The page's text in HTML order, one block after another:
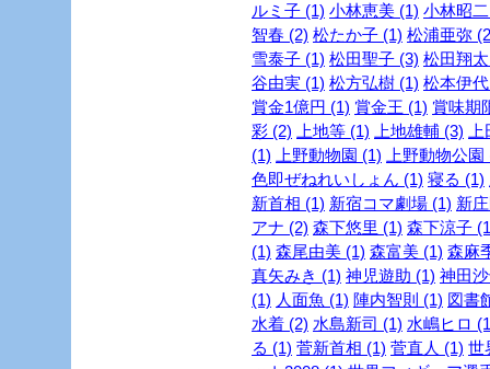
ルミ子 (1) 小林恵美 (1) 小林昭
智春 (2) 松たか子 (1) 松浦亜弥
雪泰子 (1) 松田聖子 (3) 松田翔
谷由実 (1) 松方弘樹 (1) 松本伊
賞金1億円 (1) 賞金王 (1) 賞味期
彩 (2)
上地等 (1) 上地雄輔 (3)
(1)
上野動物園 (1)
上野動物公園
色即ぜねれいしょん (1) 寝る (1)
新首相 (1) 新宿コマ劇場 (1) 新
アナ (2) 森下悠里 (1) 森下涼子
(1) 森尾由美 (1) 森富美 (1) 森麻
真矢みき (1) 神児遊助 (1) 神田
(1) 人面魚 (1) 陣内智則 (1) 図書
水着 (2) 水島新司 (1) 水嶋ヒロ
る (1) 菅新首相 (1) 菅直人 (1) 世